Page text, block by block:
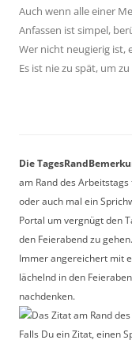
Auch wenn alle einer
Anfassen ist simpel,
Wer nicht neugierig ist,
Es ist nie zu spät, um
Die
am Rand des
oder auch mal ein
Portal um vergnügt den
den Feierabend zu gehen.
Immer angereichert mit
lächelnd in den
nachdenken.
Falls Du ein Zitat, einen